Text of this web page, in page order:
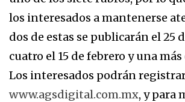
los interesados a mantenerse
dos de estas se publicarán el 25
cuatro el 15 de febrero y una más
Los interesados podrán
www.agsdigital.com.mx, y para